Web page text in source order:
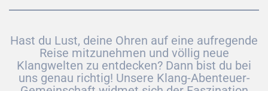
Hast du Lust, deine Ohren auf eine aufregende
Reise mitzunehmen und völlig neue
Klangwelten zu entdecken? Dann bist du bei
uns genau richtig! Unsere Klang-Abenteuer-